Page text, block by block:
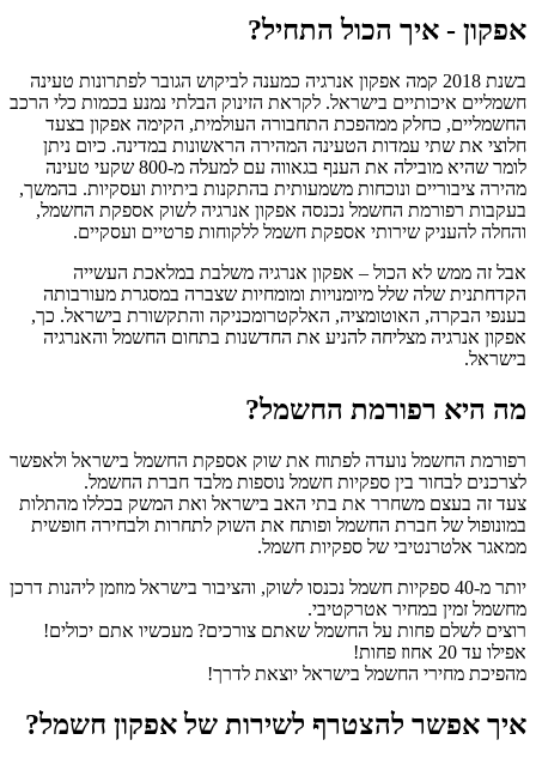
אפקון - איך הכול התחיל?
בשנת 2018 קמה אפקון אנרגיה כמענה לביקוש הגובר לפתרונות טעינה
חשמליים איכותיים בישראל. לקראת הזינוק הבלתי נמנע בכמות כלי הרכב
החשמליים, כחלק ממהפכת התחבורה העולמית, הקימה אפקון בצעד
חלוצי את שתי עמדות הטעינה המהירה הראשונות במדינה. כיום ניתן
לומר שהיא מובילה את הענף בגאווה עם למעלה מ-800 שקעי טעינה
מהירה ציבוריים ונוכחות משמעותית בהתקנות ביתיות ועסקיות. בהמשך,
בעקבות רפורמת החשמל נכנסה אפקון אנרגיה לשוק אספקת החשמל,
והחלה להעניק שירותי אספקת חשמל ללקוחות פרטיים ועסקיים.
אבל זה ממש לא הכול – אפקון אנרגיה משלבת במלאכת העשייה
הקדחתנית שלה שלל מיומנויות ומומחיות שצברה במסגרת מעורבותה
בענפי הבקרה, האוטומציה, האלקטרומכניקה והתקשורת בישראל. כך,
אפקון אנרגיה מצליחה להניע את החדשנות בתחום החשמל והאנרגיה
בישראל.
מה היא רפורמת החשמל?
רפורמת החשמל נועדה לפתוח את שוק אספקת החשמל בישראל ולאפשר
לצרכנים לבחור בין ספקיות חשמל נוספות מלבד חברת החשמל.
צעד זה בעצם משחרר את בתי האב בישראל ואת המשק בכללו מהתלות
במונופול של חברת החשמל ופותח את השוק לתחרות ולבחירה חופשית
ממאגר אלטרנטיבי של ספקיות חשמל.
יותר מ-40 ספקיות חשמל נכנסו לשוק, והציבור בישראל מוזמן ליהנות דרכן
מחשמל זמין במחיר אטרקטיבי.
רוצים לשלם פחות על החשמל שאתם צורכים? מעכשיו אתם יכולים!
אפילו עד 20 אחוז פחות!
מהפיכת מחירי החשמל בישראל יוצאת לדרך!
איך אפשר להצטרף לשירות של אפקון חשמל?